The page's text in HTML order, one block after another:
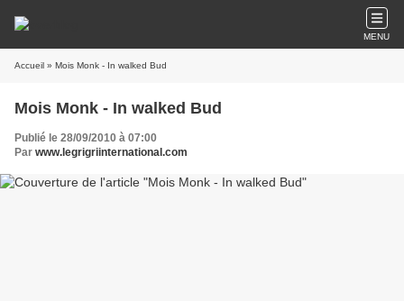
MENU
Accueil » Mois Monk - In walked Bud
Mois Monk - In walked Bud
Publié le 28/09/2010 à 07:00
Par www.legrigriinternational.com